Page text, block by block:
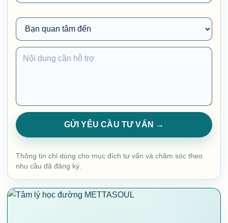
GỬI YÊU CẦU TƯ VẤN →
Thông tin chỉ dùng cho mục đích tư vấn và chăm sóc theo
nhu cầu đã đăng ký.